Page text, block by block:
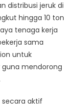
distribusi jeruk di
hingga 10 ton
tenaga kerja
sama
untuk
mendorong
secara aktif